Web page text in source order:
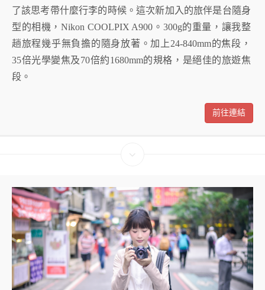
了該思考帶什麼行李的時候。這次新加入的旅伴是台隨身
型的相機，Nikon COOLPIX A900。300g的重量，讓我整
趟旅程幾乎無負擔的隨身放著。加上24-840mm的焦段，
35倍光學變焦及70倍約1680mm的規格，是絕佳的旅遊焦
段。
前往連結